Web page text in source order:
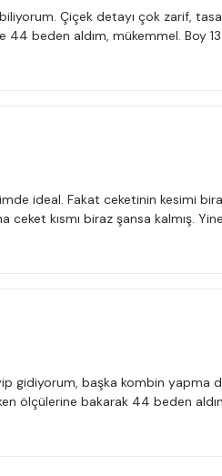
Çiçek detayı çok zarif,
44 beden aldım, mükemmel. Boy
ideal. Fakat ceketinin kesimi
kısmı biraz şansa kalmış.
gidiyorum, başka kombin yapma
ölçülerine bakarak 44 beden